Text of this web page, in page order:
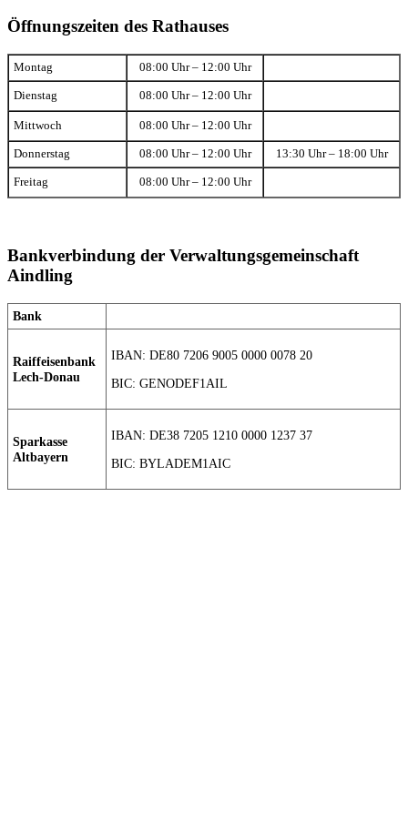
Öffnungszeiten des Rathauses
Montag 08:00 Uhr – 12:00 Uhr
Dienstag 08:00 Uhr – 12:00 Uhr
Mittwoch 08:00 Uhr – 12:00 Uhr
Donnerstag 08:00 Uhr – 12:00 Uhr 13:30 Uhr – 18:00 Uhr
Freitag 08:00 Uhr – 12:00 Uhr
Bankverbindung der Verwaltungsgemeinschaft
Aindling
Bank
Raiffeisenbank
Lech-Donau
IBAN: DE80 7206 9005 0000 0078 20
BIC: GENODEF1AIL
Sparkasse
Altbayern
IBAN: DE38 7205 1210 0000 1237 37
BIC: BYLADEM1AIC